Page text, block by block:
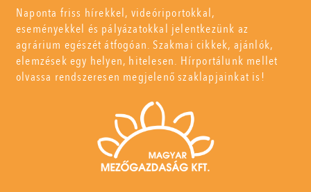
Naponta friss hírekkel, videóriportokkal,
eseményekkel és pályázatokkal jelentkezünk az
agrárium egészét átfogóan. Szakmai cikkek, ajánlók,
elemzések egy helyen, hitelesen. Hírportálunk mellet
olvassa rendszeresen megjelenő szaklapjainkat is!